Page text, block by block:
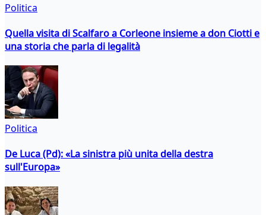
Politica
Quella visita di Scalfaro a Corleone insieme a don Ciotti e
una storia che parla di legalità
Politica
De Luca (Pd): «La sinistra più unita della destra
sull'Europa»